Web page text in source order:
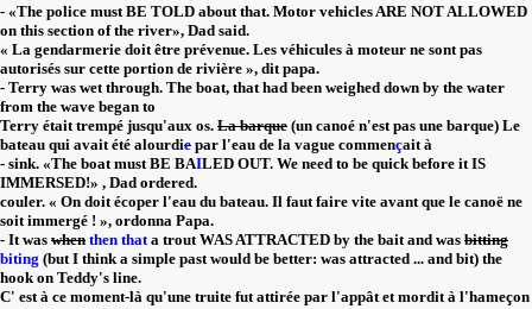
- «The police must BE TOLD about that. Motor vehicles ARE NOT ALLOWED
on this section of the river», Dad said.
« La gendarmerie doit être prévenue. Les véhicules à moteur ne sont pas
autorisés sur cette portion de rivière », dit papa.
- Terry was wet through. The boat, that had been weighed down by the water
from the wave began to
Terry était trempé jusqu'aux os. La barque (un canoé n'est pas une barque) Le
bateau qui avait été alourdie par l'eau de la vague commençait à
- sink. «The boat must BE BAILED OUT. We need to be quick before it IS
IMMERSED!» , Dad ordered.
couler. « On doit écoper l'eau du bateau. Il faut faire vite avant que le canoë ne
soit immergé ! », ordonna Papa.
- It was when then that a trout WAS ATTRACTED by the bait and was bitting
biting (but I think a simple past would be better: was attracted ... and bit) the
hook on Teddy's line.
C' est à ce moment-là qu'une truite fut attirée par l'appât et mordit à l'hameçon